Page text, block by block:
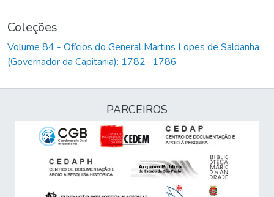
Coleções
Volume 84 - Ofícios do General Martins Lopes de Saldanha
(Governador da Capitania): 1782- 1786
PARCEIROS